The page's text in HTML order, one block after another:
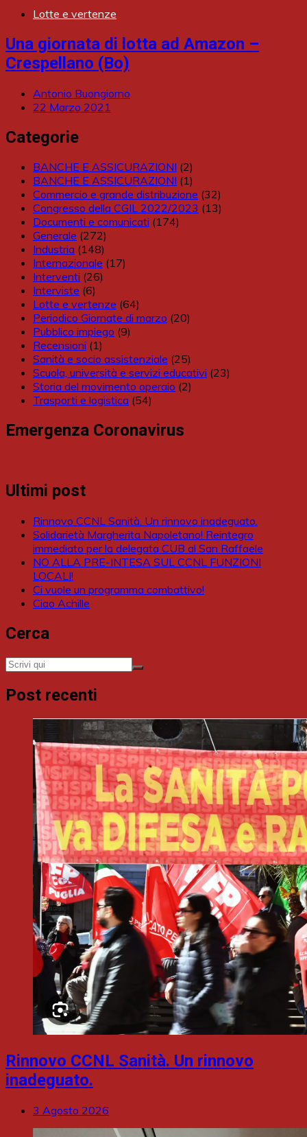
Lotte e vertenze
Una giornata di lotta ad Amazon –
Crespellano (Bo)
Antonio Buongiorno
22 Marzo 2021
Categorie
BANCHE E ASSICURAZIONI (2)
BANCHE E ASSICURAZIONI (1)
Commercio e grande distribuzione (32)
Congresso della CGIL 2022/2023 (13)
Documenti e comunicati (174)
Generale (272)
Industria (148)
Internazionale (17)
Interventi (26)
Interviste (6)
Lotte e vertenze (64)
Periodico Giornate di marzo (20)
Pubblico impiego (9)
Recensioni (1)
Sanità e socio assistenziale (25)
Scuola, università e servizi educativi (23)
Storia del movimento operaio (2)
Trasporti e logistica (54)
Emergenza Coronavirus
Ultimi post
Rinnovo CCNL Sanità. Un rinnovo inadeguato.
Solidarietà Margherita Napoletano! Reintegro
immediato per la delegata CUB al San Raffaele
NO ALLA PRE-INTESA SUL CCNL FUNZIONI
LOCALI!
Ci vuole un programma combattivo!
Ciao Achille
Cerca
Post recenti
Rinnovo CCNL Sanità. Un rinnovo
inadeguato.
3 Agosto 2026